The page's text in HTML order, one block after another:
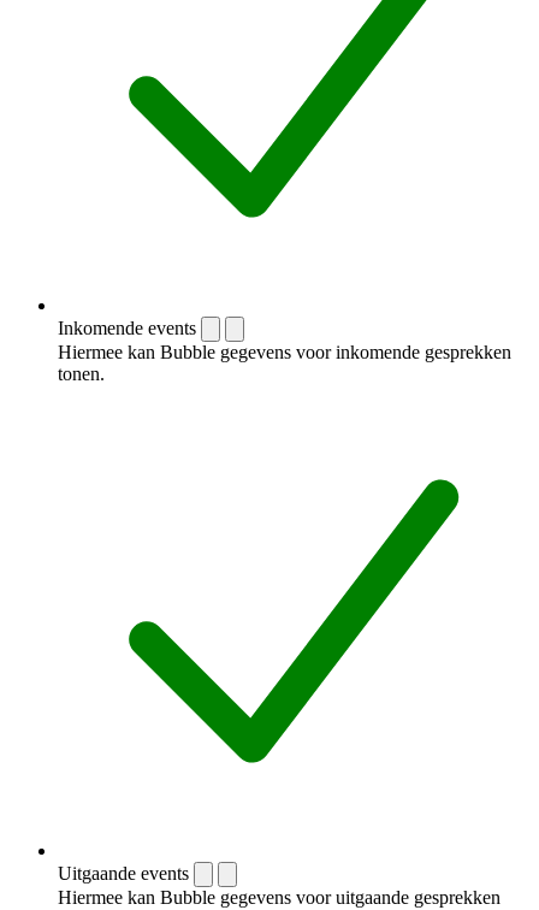
Inkomende events
Hiermee kan Bubble gegevens voor inkomende gesprekken
tonen.
Uitgaande events
Hiermee kan Bubble gegevens voor uitgaande gesprekken